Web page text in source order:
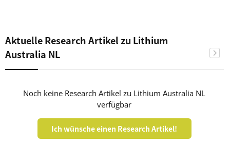
Aktuelle Research Artikel zu Lithium
Australia NL
Noch keine Research Artikel zu Lithium Australia NL
verfügbar
Ich wünsche einen Research Artikel!